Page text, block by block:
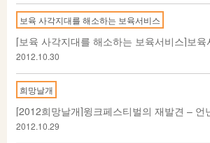
보육 사각지대를 해소하는 보육서비스
[보육 사각지대를 해소하는 보육서비스]보육
2012.10.30
희망날개
[2012희망날개]윙크페스티벌의 재발견 – 언
2012.10.29